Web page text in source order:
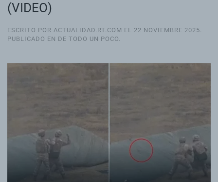
(VIDEO)
ESCRITO POR ACTUALIDAD.RT.COM EL 22 NOVIEMBRE 2025.
PUBLICADO EN DE TODO UN POCO.